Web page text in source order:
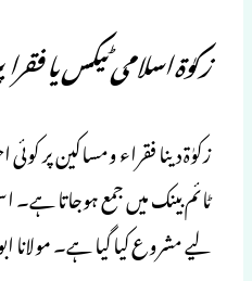
زکوٰۃ اسلامی ٹیکس یا
زکوٰۃ دینا فقراء ومساکین پر
ٹائم بینک میں جمع ہوجاتا
لیے مشروع کیا گیا ہے۔